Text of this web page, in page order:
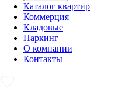
Каталог квартир
Коммерция
Кладовые
Паркинг
О компании
Контакты